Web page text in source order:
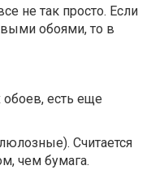
не так просто. Если
обоями, то в
есть еще
Считается
чем бумага.